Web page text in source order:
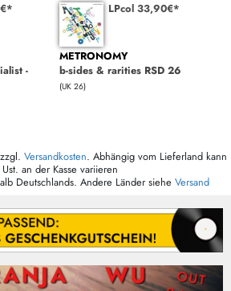
-
LPcol 33,90€*
METRONOMY
b-sides & rarities RSD 26
(UK 26)
Versandkosten. Abhängig vom Lieferland kann
an der Kasse variieren
Deutschlands. Andere Länder siehe Versand